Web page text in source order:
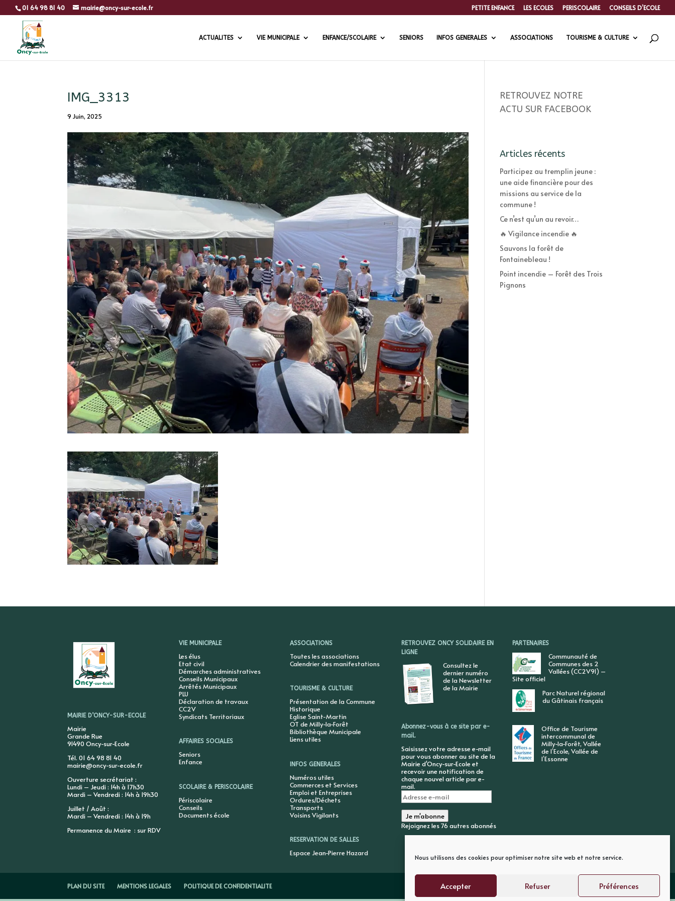
Nous utilisons des cookies pour optimiser notre site web et notre service.
Accepter Refuser Préférences
01 64 98 81 40 mairie@oncy-sur-ecole.fr PETITE ENFANCE LES ECOLES PERISCOLAIRE CONSEILS D’ECOLE
ACTUALITES VIE MUNICIPALE ENFANCE/SCOLAIRE SENIORS INFOS GENERALES ASSOCIATIONS TOURISME & CULTURE
IMG_3313
9 Juin, 2025
RETROUVEZ NOTRE
ACTU SUR FACEBOOK
Articles récents
Participez au tremplin jeune :
une aide financière pour des
missions au service de la
commune !
Ce n’est qu’un au revoir…
🔥 Vigilance incendie 🔥
Sauvons la forêt de
Fontainebleau !
Point incendie – Forêt des Trois
Pignons
MAIRIE D’ONCY-SUR-ECOLE
Mairie
Grande Rue
91490 Oncy-sur-Ecole
Tél. 01 64 98 81 40
mairie@oncy-sur-ecole.fr
Ouverture secrétariat :
Lundi – Jeudi : 14h à 17h30
Mardi – Vendredi : 14h à 19h30
Juillet / Août :
Mardi – Vendredi : 14h à 19h
Permanence du Maire : sur RDV
VIE MUNICIPALE
Les élus
Etat civil
Démarches administratives
Conseils Municipaux
Arrêtés Municipaux
PLU
Déclaration de travaux
CC2V
Syndicats Territoriaux
AFFAIRES SOCIALES
Seniors
Enfance
SCOLAIRE & PERISCOLAIRE
Périscolaire
Conseils
Documents école
ASSOCIATIONS
Toutes les associations
Calendrier des manifestations
TOURISME & CULTURE
Présentation de la Commune
Historique
Eglise Saint-Martin
OT de Milly-la-Forêt
Bibliothèque Municipale
Liens utiles
INFOS GENERALES
Numéros utiles
Commerces et Services
Emploi et Entreprises
Ordures/Déchets
Transports
Voisins Vigilants
RESERVATION DE SALLES
Espace Jean-Pierre Hazard
RETROUVEZ ONCY SOLIDAIRE EN
LIGNE
Consultez le
dernier numéro
de la Newsletter
de la Mairie
Abonnez-vous à ce site par e-
mail.
Saisissez votre adresse e-mail
pour vous abonner au site de la
Mairie d'Oncy-sur-Ecole et
recevoir une notification de
chaque nouvel article par e-
mail.
Adresse
e-
mail
Je m'abonne
Rejoignez les 76 autres abonnés
PARTENAIRES
Communauté de
Communes des 2
Vallées (CC2V91) –
Site officiel
Parc Naturel régional
du Gâtinais français
Office de Tourisme
intercommunal de
Milly-la-Forêt, Vallée
de l’Ecole, Vallée de
l’Essonne
PLAN DU SITE MENTIONS LEGALES POLITIQUE DE CONFIDENTIALITE